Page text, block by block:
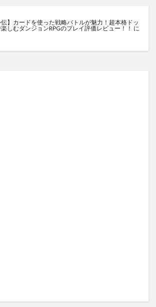
伝】カードを使った戦略バトルが魅力！超本格ドッ
しむダンジョンRPGのプレイ評価レビュー！！ に